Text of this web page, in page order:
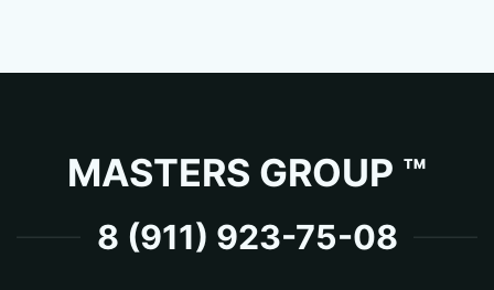
MASTERS GROUP ™
8 (911) 923-75-08